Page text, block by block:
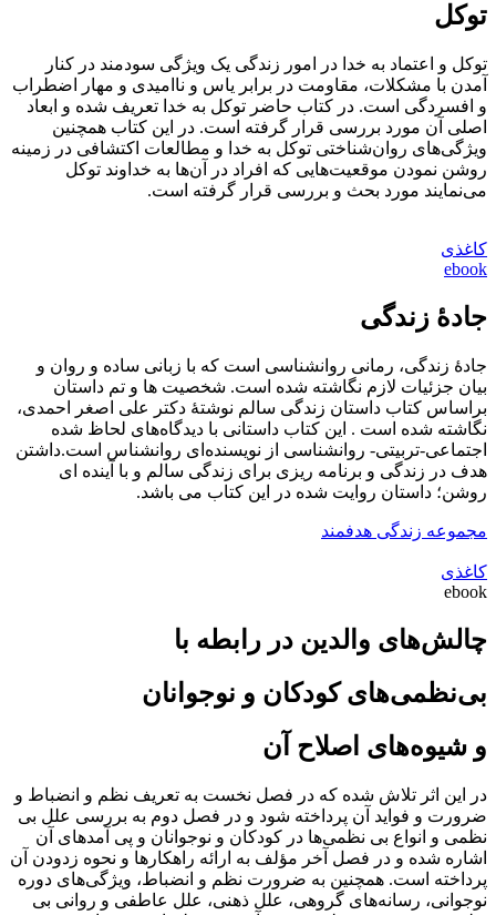
توکل
توکل و اعتماد به خدا در امور زندگی یک ویژگی سودمند در کنار
آمدن با مشکلات، مقاومت در برابر یاس و ناامیدی و مهار اضطراب
و افسردگی است. در کتاب حاضر توکل به خدا تعریف شده و ابعاد
اصلی آن مورد بررسی قرار گرفته است. در این کتاب همچنین
ویژگی‌های روان‌شناختی توکل به خدا و مطالعات اکتشافی در زمینه
روشن نمودن موقعیت‌هایی که افراد در آن‌ها به خداوند توکل
می‌نمایند مورد بحث و بررسی قرار گرفته است.
کاغذی
ebook
جادۀ زندگی
جادۀ زندگی، رمانی روانشناسی است که با زبانی ساده و روان و
بیان جزئیات لازم نگاشته شده است. شخصیت ها و تم داستان
براساس کتاب داستان زندگی سالم نوشتۀ دکتر علی اصغر احمدی،
نگاشته شده است . این کتاب داستانی با دیدگاه‌های لحاظ شده
اجتماعی-تربیتی- روانشناسی از نویسنده‌ای روانشناس است.داشتن
هدف در زندگی و برنامه ریزی برای زندگی‏ سالم و با آینده‏ ای
روشن؛ داستان روایت شده در این کتاب می باشد.
مجموعه زندگی هدفمند
کاغذی
ebook
چالش‌های والدین در رابطه با
بی‌نظمی‌های کودکان و نوجوانان
و شیوه‌های اصلاح آن
در این اثر تلاش شده که در فصل نخست به تعریف نظم و انضباط و
ضرورت و فواید آن پرداخته شود و در فصل دوم به بررسی علل بی
نظمی و انواع بی نظمی‌ها در کودکان و نوجوانان و پی آمدهای آن
اشاره شده و در فصل آخر مؤلف به ارائه راهکارها و نحوه زدودن آن
پرداخته است. همچنین به ضرورت نظم و انضباط، ویژگی‌های دوره
نوجوانی، رسانه‌های گروهی، علل ذهنی، علل عاطفی و روانی بی